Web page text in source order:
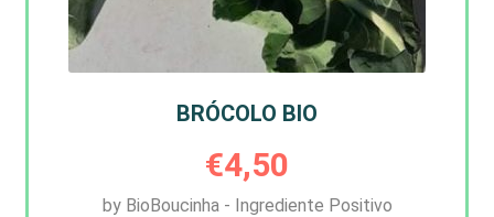
BRÓCOLO BIO
€4,50
by BioBoucinha - Ingrediente Positivo